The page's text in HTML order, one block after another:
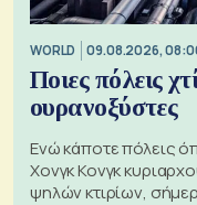
WORLD 09.08.2026,
Ποιες πόλεις
ουρανοξύστες
Ενώ κάποτε πόλεις
Χονγκ Κονγκ
ψηλών κτιρίων,